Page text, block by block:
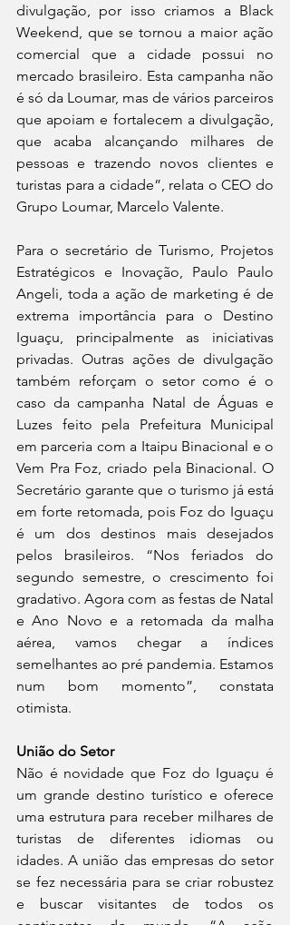
divulgação, por isso criamos a Black
Weekend, que se tornou a maior ação
comercial que a cidade possui no
mercado brasileiro. Esta campanha não
é só da Loumar, mas de vários parceiros
que apoiam e fortalecem a divulgação,
que acaba alcançando milhares de
pessoas e trazendo novos clientes e
turistas para a cidade”, relata o CEO do
Grupo Loumar, Marcelo Valente.
Para o secretário de Turismo, Projetos
Estratégicos e Inovação, Paulo Paulo
Angeli, toda a ação de marketing é de
extrema importância para o Destino
Iguaçu, principalmente as iniciativas
privadas. Outras ações de divulgação
também reforçam o setor como é o
caso da campanha Natal de Águas e
Luzes feito pela Prefeitura Municipal
em parceria com a Itaipu Binacional e o
Vem Pra Foz, criado pela Binacional. O
Secretário garante que o turismo já está
em forte retomada, pois Foz do Iguaçu
é um dos destinos mais desejados
pelos brasileiros. “Nos feriados do
segundo semestre, o crescimento foi
gradativo. Agora com as festas de Natal
e Ano Novo e a retomada da malha
aérea, vamos chegar a índices
semelhantes ao pré pandemia. Estamos
num bom momento”, constata
otimista.
União do Setor
Não é novidade que Foz do Iguaçu é
um grande destino turístico e oferece
uma estrutura para receber milhares de
turistas de diferentes idiomas ou
idades. A união das empresas do setor
se fez necessária para se criar robustez
e buscar visitantes de todos os